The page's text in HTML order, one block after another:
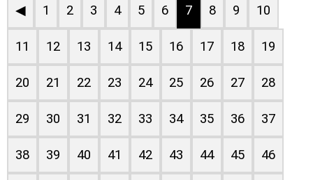
◀ 1 2 3 4 5 6 7 8 9 10
11 12 13 14 15 16 17 18 19
20 21 22 23 24 25 26 27 28
29 30 31 32 33 34 35 36 37
38 39 40 41 42 43 44 45 46